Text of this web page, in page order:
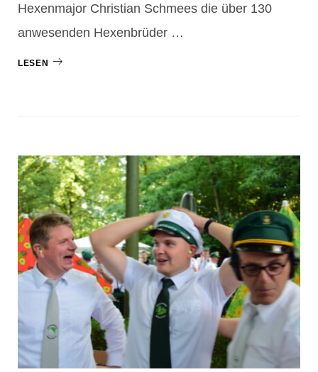
Hexenmajor Christian Schmees die über 130
anwesenden Hexenbrüder …
LESEN